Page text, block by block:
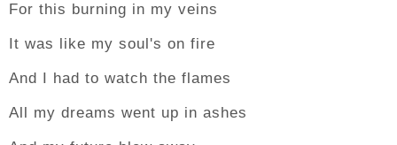
For this burning in my veins
It was like my soul's on fire
And I had to watch the flames
All my dreams went up in ashes